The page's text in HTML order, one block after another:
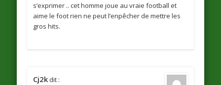
s’exprimer .. cet homme joue au vraie football et
aime le foot rien ne peut l’enpêcher de mettre les
gros hits.
Cj2k dit :